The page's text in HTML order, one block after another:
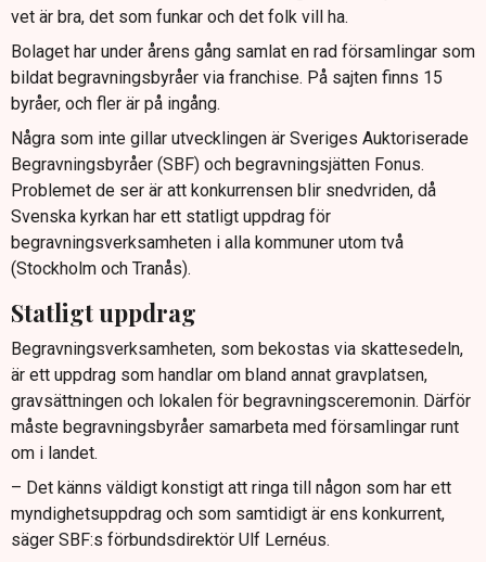
vet är bra, det som funkar och det folk vill ha.
Bolaget har under årens gång samlat en rad församlingar som
bildat begravningsbyråer via franchise. På sajten finns 15
byråer, och fler är på ingång.
Några som inte gillar utvecklingen är Sveriges Auktoriserade
Begravningsbyråer (SBF) och begravningsjätten Fonus.
Problemet de ser är att konkurrensen blir snedvriden, då
Svenska kyrkan har ett statligt uppdrag för
begravningsverksamheten i alla kommuner utom två
(Stockholm och Tranås).
Statligt uppdrag
Begravningsverksamheten, som bekostas via skattesedeln,
är ett uppdrag som handlar om bland annat gravplatsen,
gravsättningen och lokalen för begravningsceremonin. Därför
måste begravningsbyråer samarbeta med församlingar runt
om i landet.
– Det känns väldigt konstigt att ringa till någon som har ett
myndighetsuppdrag och som samtidigt är ens konkurrent,
säger SBF:s förbundsdirektör Ulf Lernéus.